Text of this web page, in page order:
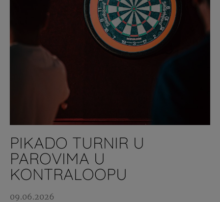
PIKADO TURNIR U
PAROVIMA U
KONTRALOOPU
09.06.2026